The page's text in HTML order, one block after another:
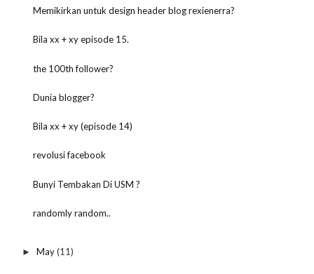
Memikirkan untuk design header blog rexienerra?
Bila xx + xy episode 15.
the 100th follower?
Dunia blogger?
Bila xx + xy (episode 14)
revolusi facebook
Bunyi Tembakan Di USM ?
randomly random..
► May(11)